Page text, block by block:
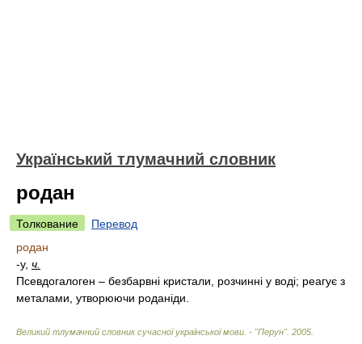
Український тлумачний словник
родан
Толкование
Перевод
родан
-у, ч.
Псевдогалоген – безбарвні кристали, розчинні у воді; реагує з
металами, утворюючи роданіди.
Великий тлумачний словник сучасної української мови. - "Перун". 2005